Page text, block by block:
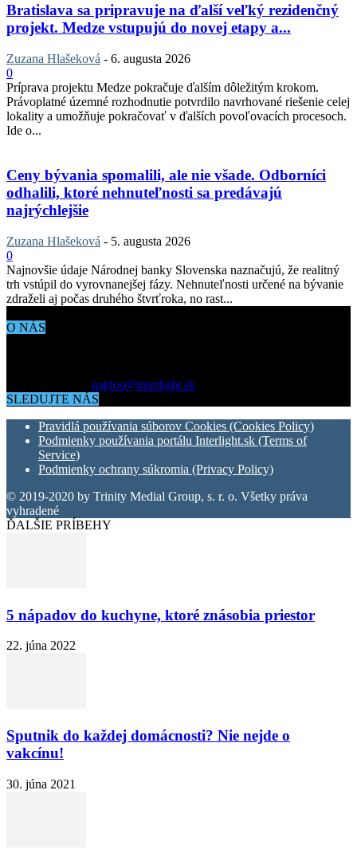
Bratislava sa pripravuje na ďalší veľký rezidenčný
projekt. Medze vstupujú do novej etapy a...
Zuzana Hlašeková - 6. augusta 2026
0
Príprava projektu Medze pokračuje ďalším dôležitým krokom.
Právoplatné územné rozhodnutie potvrdilo navrhované riešenie celej
lokality a umožňuje pokračovať v ďalších povoľovacích procesoch.
Ide o...
Ceny bývania spomalili, ale nie všade. Odborníci
odhalili, ktoré nehnuteľnosti sa predávajú
najrýchlejšie
Zuzana Hlašeková - 5. augusta 2026
0
Najnovšie údaje Národnej banky Slovenska naznačujú, že realitný
trh vstúpil do vyrovnanejšej fázy. Nehnuteľnosti určené na bývanie
zdraželi aj počas druhého štvrťroka, no rast...
O NÁS
gajdos@interlight.sk
SLEDUJTE NÁS
Pravidlá používania súborov Cookies (Cookies Policy)
Podmienky používania portálu Interlight.sk (Terms of
Service)
Podmienky ochrany súkromia (Privacy Policy)
© 2019-2020 by Trinity Medial Group, s. r. o. Všetky práva
vyhradené
ĎALŠIE PRÍBEHY
5 nápadov do kuchyne, ktoré znásobia priestor
22. júna 2022
Sputnik do každej domácnosti? Nie nejde o
vakcínu!
30. júna 2021